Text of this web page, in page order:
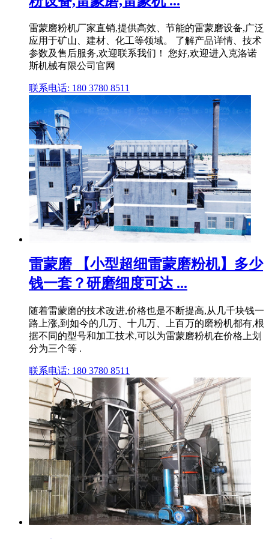
雷蒙磨粉机厂家直销,提供高效、节能的雷蒙磨设备,广泛
应用于矿山、建材、化工等领域。 了解产品详情、技术
参数及售后服务,欢迎联系我们！ 您好,欢迎进入克洛诺
斯机械有限公司官网
联系电话: 180 3780 8511
雷蒙磨 【小型超细雷蒙磨粉机】多少
钱一套？研磨细度可达 ...
随着雷蒙磨的技术改进,价格也是不断提高,从几千块钱一
路上涨,到如今的几万、十几万、上百万的磨粉机都有,根
据不同的型号和加工技术,可以为雷蒙磨粉机在价格上划
分为三个等 .
联系电话: 180 3780 8511